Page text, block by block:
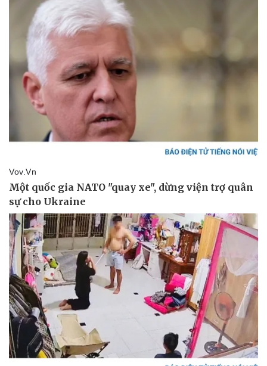
Doanh nghiệp
Thông tin doanh nghiệp
Doanh nghiệp 24h
Doanh nhân
Chuyển đổi số